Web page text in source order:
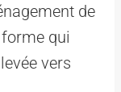
de
qui
vers